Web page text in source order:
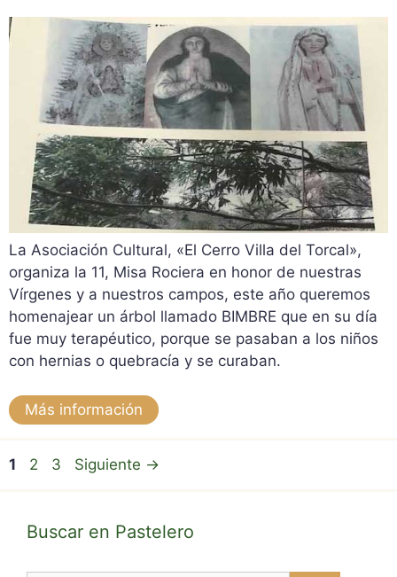
La Asociación Cultural, «El Cerro Villa del Torcal»,
organiza la 11, Misa Rociera en honor de nuestras
Vírgenes y a nuestros campos, este año queremos
homenajear un árbol llamado BIMBRE que en su día
fue muy terapéutico, porque se pasaban a los niños
con hernias o quebracía y se curaban.
Más información
Página
1 Página
2 Página
3 Siguiente →
Buscar en Pastelero